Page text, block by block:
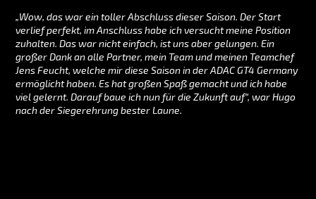
„Wow, das war ein toller Abschluss dieser Saison. Der Start
verlief perfekt, im Anschluss habe ich versucht meine Position
zuhalten. Das war nicht einfach, ist uns aber gelungen. Ein
großer Dank an alle Partner, mein Team und meinen Teamchef
Jens Feucht, welche mir diese Saison in der ADAC GT4 Germany
ermöglicht haben. Es hat großen Spaß gemacht und ich habe
viel gelernt. Darauf baue ich nun für die Zukunft auf“, war Hugo
nach der Siegerehrung bester Laune.